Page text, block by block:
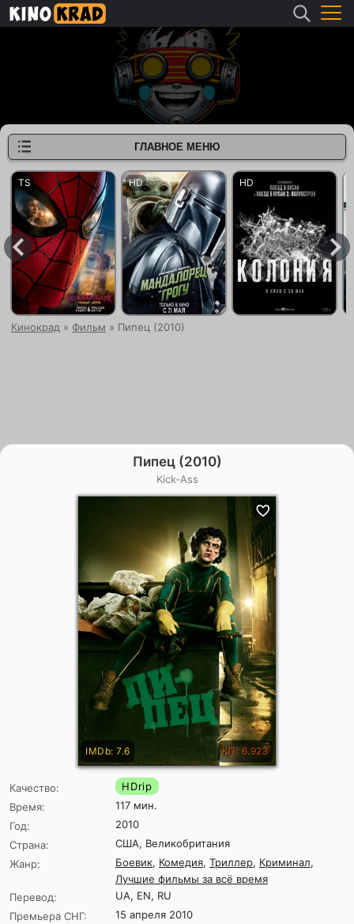
Кинокрад » Фильм » Пипец (2010)
Пипец (2010)
Kick-Ass
IMDb: 7.6 КП: 6.923
Качество:
HDrip
Время:
117 мин.
Год:
2010
Страна:
США, Великобритания
Жанр:
Боевик, Комедия, Триллер, Криминал,
Лучшие фильмы за всё время
Перевод:
UA, EN, RU
Премьера СНГ:
15 апреля 2010
ГЛАВНОЕ МЕНЮ